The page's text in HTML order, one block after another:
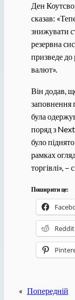
Ден
сказав:
знижувати
резервна
призведе до
валют».
Він додав,
заповнення
була
поряд з
було
рамках
торгівлі», –
Поширити це:
Reddit
« Попередній